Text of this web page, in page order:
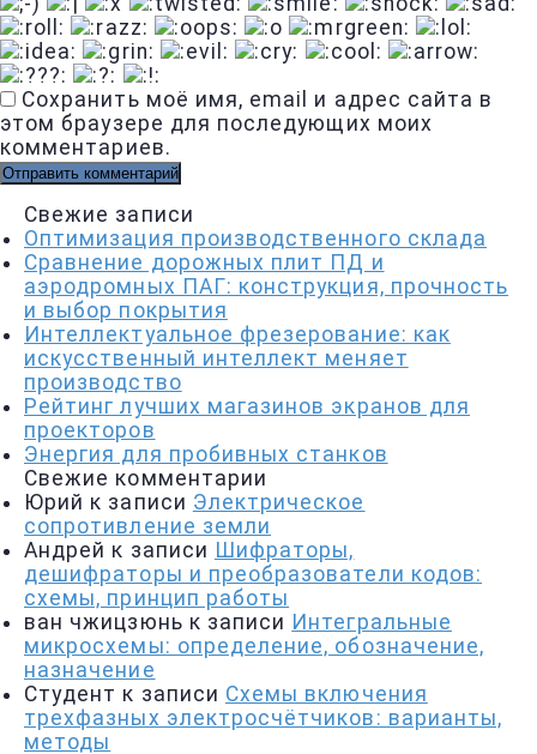
Сохранить моё имя, email и адрес сайта в
этом браузере для последующих моих
комментариев.
Свежие записи
Оптимизация производственного склада
Сравнение дорожных плит ПД и
аэродромных ПАГ: конструкция, прочность
и выбор покрытия
Интеллектуальное фрезерование: как
искусственный интеллект меняет
производство
Рейтинг лучших магазинов экранов для
проекторов
Энергия для пробивных станков
Свежие комментарии
Юрий к записи Электрическое
сопротивление земли
Андрей к записи Шифраторы,
дешифраторы и преобразователи кодов:
схемы, принцип работы
ван чжицзюнь к записи Интегральные
микросхемы: определение, обозначение,
назначение
Студент к записи Схемы включения
трехфазных электросчётчиков: варианты,
методы